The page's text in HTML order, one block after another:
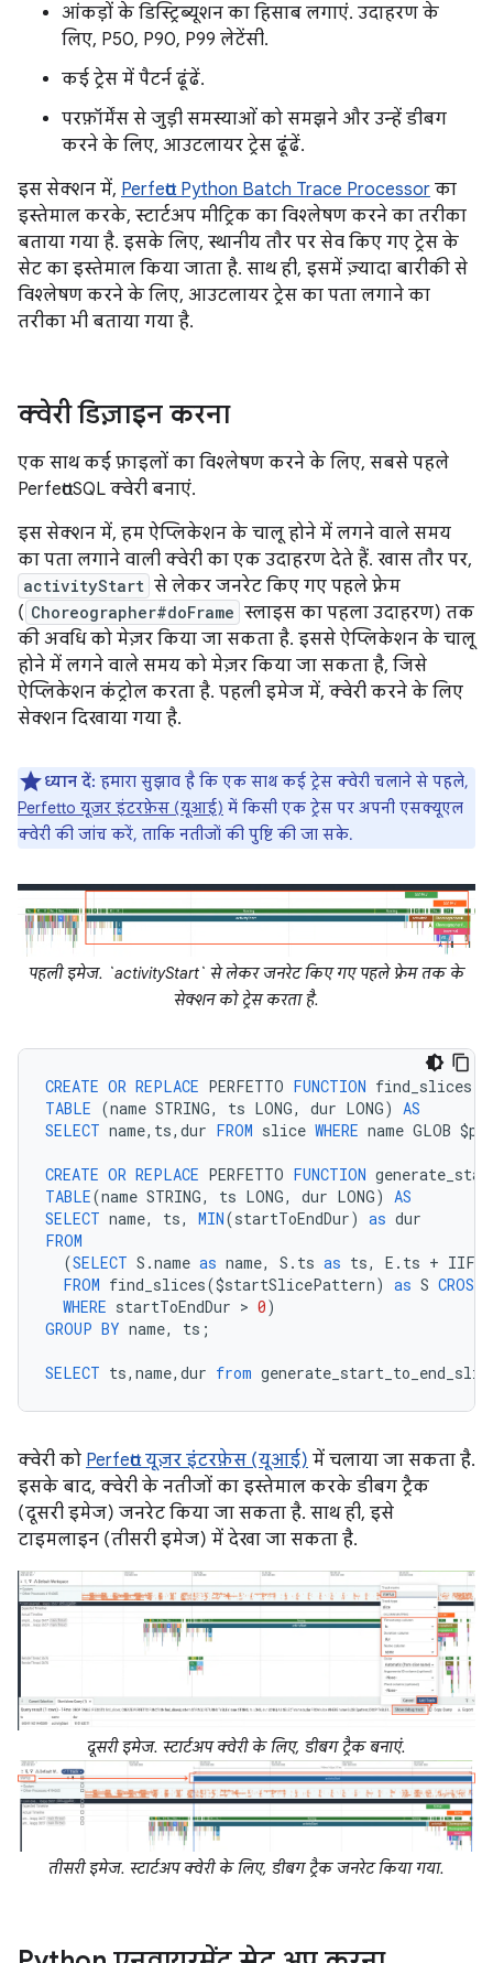
आंकड़ों के डिस्ट्रिब्यूशन का हिसाब लगाएं. उदाहरण के
लिए, P50, P90, P99 लेटेंसी.
कई ट्रेस में पैटर्न ढूंढें.
परफ़ॉर्मेंस से जुड़ी समस्याओं को समझने और उन्हें डीबग
करने के लिए, आउटलायर ट्रेस ढूंढें.
इस सेक्शन में, Perfetto Python Batch Trace Processor का
इस्तेमाल करके, स्टार्टअप मीट्रिक का विश्लेषण करने का तरीका
बताया गया है. इसके लिए, स्थानीय तौर पर सेव किए गए ट्रेस के
सेट का इस्तेमाल किया जाता है. साथ ही, इसमें ज़्यादा बारीकी से
विश्लेषण करने के लिए, आउटलायर ट्रेस का पता लगाने का
तरीका भी बताया गया है.
क्वेरी डिज़ाइन करना
एक साथ कई फ़ाइलों का विश्लेषण करने के लिए, सबसे पहले
PerfettoSQL क्वेरी बनाएं.
इस सेक्शन में, हम ऐप्लिकेशन के चालू होने में लगने वाले समय
का पता लगाने वाली क्वेरी का एक उदाहरण देते हैं. खास तौर पर,
activityStart से लेकर जनरेट किए गए पहले फ़्रेम
( Choreographer#doFrame स्लाइस का पहला उदाहरण) तक
की अवधि को मेज़र किया जा सकता है. इससे ऐप्लिकेशन के चालू
होने में लगने वाले समय को मेज़र किया जा सकता है, जिसे
ऐप्लिकेशन कंट्रोल करता है. पहली इमेज में, क्वेरी करने के लिए
सेक्शन दिखाया गया है.
ध्यान दें: हमारा सुझाव है कि एक साथ कई ट्रेस क्वेरी चलाने से पहले,
Perfetto यूज़र इंटरफ़ेस (यूआई) में किसी एक ट्रेस पर अपनी एसक्यूएल
क्वेरी की जांच करें, ताकि नतीजों की पुष्टि की जा सके.
पहली इमेज. `activityStart` से लेकर जनरेट किए गए पहले फ़्रेम तक के
सेक्शन को ट्रेस करता है.
CREATE OR REPLACE PERFETTO FUNCTION find_slices
TABLE (name STRING, ts LONG, dur LONG)
AS
SELECT name, ts, dur FROM slice WHERE name GLOB $
CREATE OR REPLACE PERFETTO FUNCTION
TABLE(name STRING, ts LONG, dur LONG)
AS
SELECT name, ts, MIN(startToEndDur) as dur
FROM
(SELECT S .name as name, S . ts as ts, E . ts + IIF
FROM find_slices($startSlicePattern) as S CROSS
WHERE startToEndDur > 0)
GROUP BY name, ts ;
SELECT ts, name, dur from
क्वेरी को Perfetto यूज़र इंटरफ़ेस (यूआई) में चलाया जा सकता है.
इसके बाद, क्वेरी के नतीजों का इस्तेमाल करके डीबग ट्रैक
(दूसरी इमेज) जनरेट किया जा सकता है. साथ ही, इसे
टाइमलाइन (तीसरी इमेज) में देखा जा सकता है.
दूसरी इमेज. स्टार्टअप क्वेरी के लिए, डीबग ट्रैक बनाएं.
तीसरी इमेज. स्टार्टअप क्वेरी के लिए, डीबग ट्रैक जनरेट किया गया.